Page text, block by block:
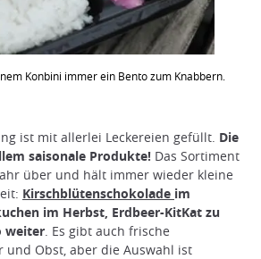
Konbini immer ein Bento zum Knabbern.
ist mit allerlei Leckereien gefüllt. Die
saisonale Produkte! Das Sortiment
über und hält immer wieder kleine
Kirschblütenschokolade im
im Herbst, Erdbeer-KitKat zu
weiter. Es gibt auch frische
und Obst, aber die Auswahl ist